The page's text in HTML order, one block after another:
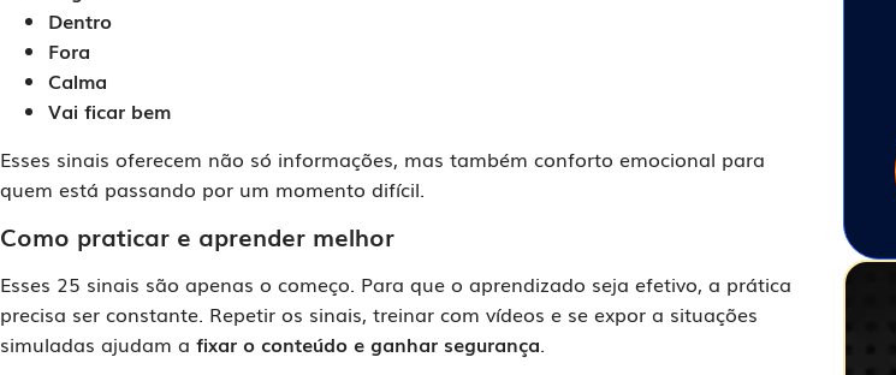
Dentro
Fora
Calma
Vai ficar bem
Esses sinais oferecem não só informações, mas também conforto emocional para
quem está passando por um momento difícil.
Como praticar e aprender melhor
Esses 25 sinais são apenas o começo. Para que o aprendizado seja efetivo, a prática
precisa ser constante. Repetir os sinais, treinar com vídeos e se expor a situações
simuladas ajudam a fixar o conteúdo e ganhar segurança.